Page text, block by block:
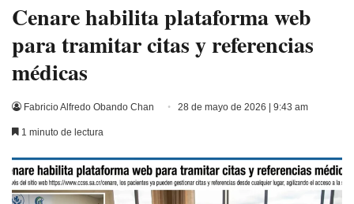
​Cenare habilita plataforma web
para tramitar citas y referencias
médicas
Fabricio Alfredo Obando Chan 28 de mayo de 2026 | 9:43 am
1 minuto de lectura